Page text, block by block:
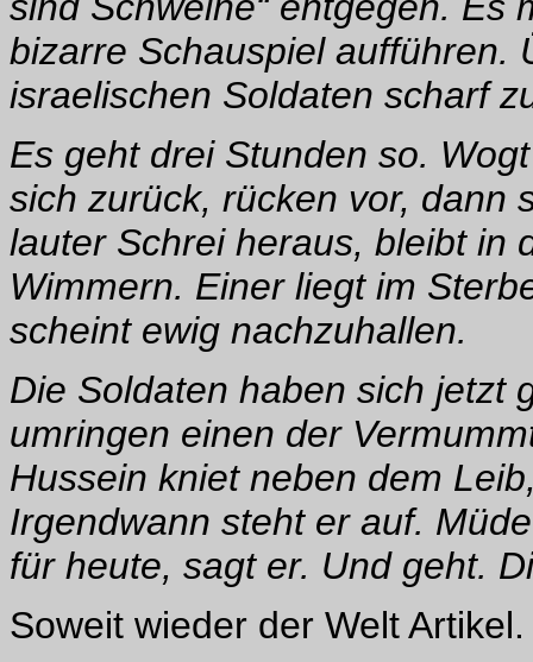
bizarre Schauspiel aufführen.
israelischen Soldaten scharf
Es geht drei Stunden so.
sich zurück, rücken vor, dann
lauter Schrei heraus, bleibt in
Wimmern. Einer liegt im
scheint ewig nachzuhallen.
Die Soldaten haben sich jetzt
umringen einen der
Hussein kniet neben dem
Irgendwann steht er auf.
für heute, sagt er. Und geht.
Soweit wieder der Welt Artikel.